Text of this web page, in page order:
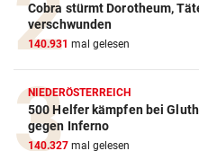
Cobra stürmt Dorotheum,
verschwunden
140.931 mal gelesen
NIEDERÖSTERREICH
500 Helfer kämpfen bei
gegen Inferno
140.327 mal gelesen